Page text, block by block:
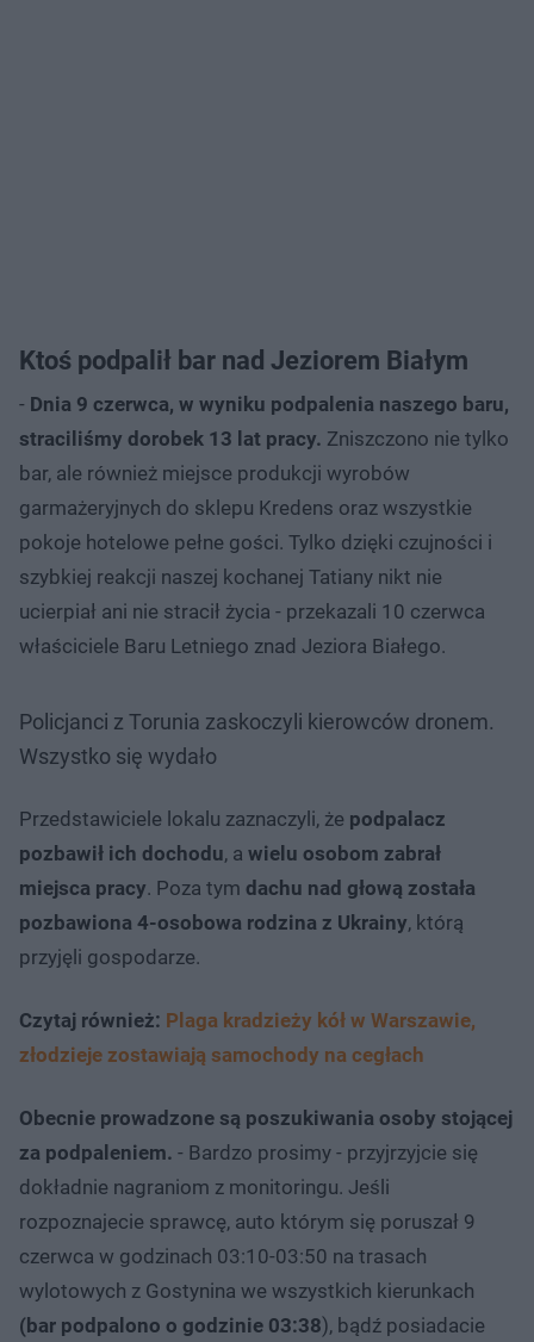
Ktoś podpalił bar nad Jeziorem Białym
- Dnia 9 czerwca, w wyniku podpalenia naszego baru,
straciliśmy dorobek 13 lat pracy. Zniszczono nie tylko
bar, ale również miejsce produkcji wyrobów
garmażeryjnych do sklepu Kredens oraz wszystkie
pokoje hotelowe pełne gości. Tylko dzięki czujności i
szybkiej reakcji naszej kochanej Tatiany nikt nie
ucierpiał ani nie stracił życia - przekazali 10 czerwca
właściciele Baru Letniego znad Jeziora Białego.
Policjanci z Torunia zaskoczyli kierowców dronem.
Wszystko się wydało
Przedstawiciele lokalu zaznaczyli, że podpalacz
pozbawił ich dochodu, a wielu osobom zabrał
miejsca pracy. Poza tym dachu nad głową została
pozbawiona 4-osobowa rodzina z Ukrainy, którą
przyjęli gospodarze.
Czytaj również: Plaga kradzieży kół w Warszawie,
złodzieje zostawiają samochody na cegłach
Obecnie prowadzone są poszukiwania osoby stojącej
za podpaleniem. - Bardzo prosimy - przyjrzyjcie się
dokładnie nagraniom z monitoringu. Jeśli
rozpoznajecie sprawcę, auto którym się poruszał 9
czerwca w godzinach 03:10-03:50 na trasach
wylotowych z Gostynina we wszystkich kierunkach
(bar podpalono o godzinie 03:38), bądź posiadacie